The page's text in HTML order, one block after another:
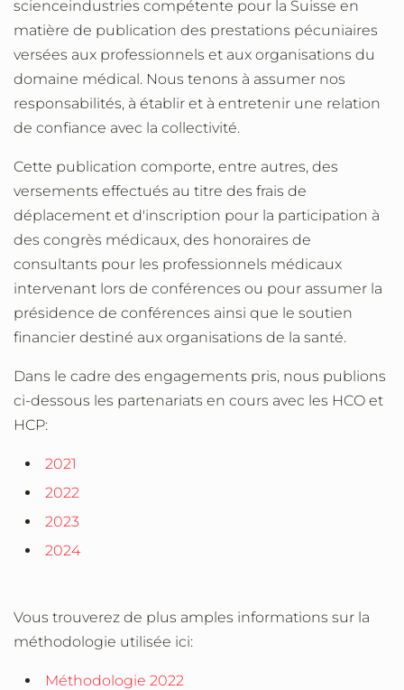
scienceindustries compétente pour la Suisse en
matière de publication des prestations pécuniaires
versées aux professionnels et aux organisations du
domaine médical. Nous tenons à assumer nos
responsabilités, à établir et à entretenir une relation
de confiance avec la collectivité.
Cette publication comporte, entre autres, des
versements effectués au titre des frais de
déplacement et d'inscription pour la participation à
des congrès médicaux, des honoraires de
consultants pour les professionnels médicaux
intervenant lors de conférences ou pour assumer la
présidence de conférences ainsi que le soutien
financier destiné aux organisations de la santé.
Dans le cadre des engagements pris, nous publions
ci-dessous les partenariats en cours avec les HCO et
HCP:
2021
2022
2023
2024
Vous trouverez de plus amples informations sur la
méthodologie utilisée ici:
Méthodologie 2022